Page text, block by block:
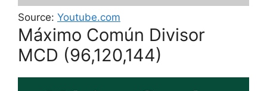
Source: Youtube.com
Máximo Común Divisor
MCD (96,120,144)